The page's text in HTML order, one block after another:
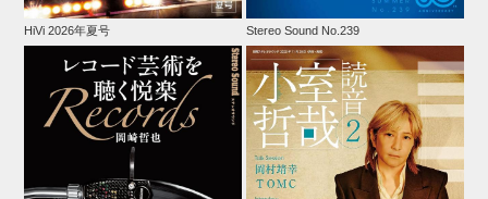
HiVi 2026年夏号 Stereo Sound No.239